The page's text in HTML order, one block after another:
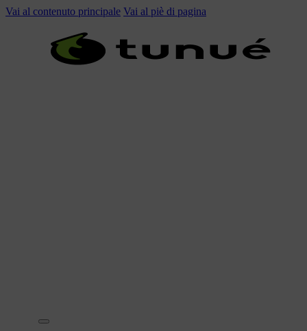
Vai al contenuto principale Vai al piè di pagina